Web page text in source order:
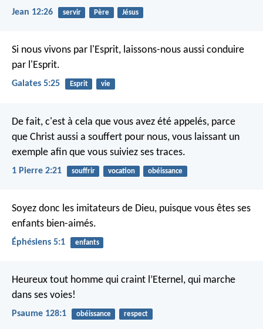
Jean 12:26 servir Père Jésus
Si nous vivons par l'Esprit, laissons-nous aussi conduire
par l'Esprit.
Galates 5:25 Esprit vie
De fait, c'est à cela que vous avez été appelés, parce
que Christ aussi a souffert pour nous, vous laissant un
exemple afin que vous suiviez ses traces.
1 Pierre 2:21 souffrir vocation obéissance
Soyez donc les imitateurs de Dieu, puisque vous êtes ses
enfants bien-aimés.
Éphésiens 5:1 enfants
Heureux tout homme qui craint l’Eternel, qui marche
dans ses voies!
Psaume 128:1 obéissance respect